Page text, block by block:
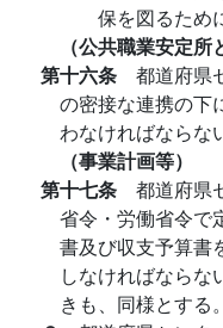
保を図るため
（公共職業安定所
第十六条 都道府県
の密接な連携の下
わなければならな
（事業計画等）
第十七条 都道府県
省令・労働省令で
書及び収支予算書
しなければならな
きも、同様とする。